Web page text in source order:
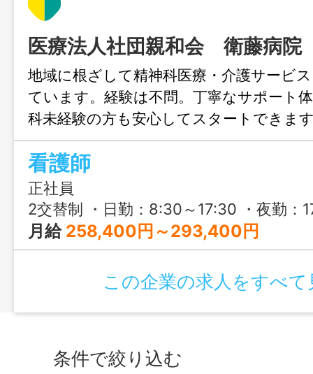
医療法人社団親和会 衛藤病院
地域に根ざして精神科医療・介護サービ
ています。経験は不問。丁寧なサポート
科未経験の方も安心してスタートできま
看護師
正社員
2交替制 ・日勤：8:30～17:30 ・夜勤：17:00～9:00 ・早出：7:30～16:30 ・遅出
月給 258,400円～293,400円
この企業の求人をすべて
条件で絞り込む